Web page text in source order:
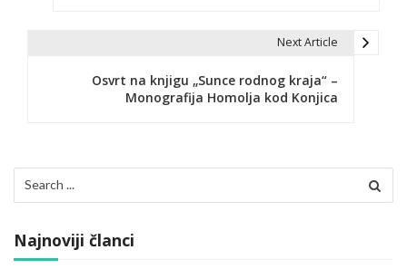
i
j
a
Next Article
Osvrt na knjigu „Sunce rodnog kraja“ –
Monografija Homolja kod Konjica
for:
Najnoviji članci